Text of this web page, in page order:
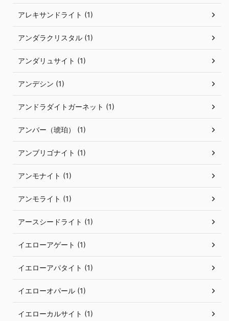
アレキサンドライト (1)
アンダラクリスタル (1)
アンダリュサイト (1)
アンデシン (1)
アンドラダイトガーネット (1)
アンバー（琥珀） (1)
アンブリゴナイト (1)
アンモナイト (1)
アンモライト (1)
アースシードライト (1)
イエローアゲート (1)
イエローアパタイト (1)
イエローオパール (1)
イエローカルサイト (1)